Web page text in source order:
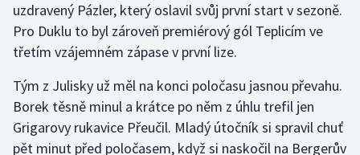
Judo
Krasobruslení
Lezení
Lyže a snowboard
uzdravený Pázler, který oslavil svůj první start v sezoně.
Pro Duklu to byl zároveň premiérový gól Teplicím ve
třetím vzájemném zápase v první lize.
Tým z Julisky už měl na konci poločasu jasnou převahu.
Borek těsně minul a krátce po něm z úhlu trefil jen
Grigarovy rukavice Přeučil. Mladý útočník si spravil chuť
pět minut před poločasem, když si naskočil na Bergerův